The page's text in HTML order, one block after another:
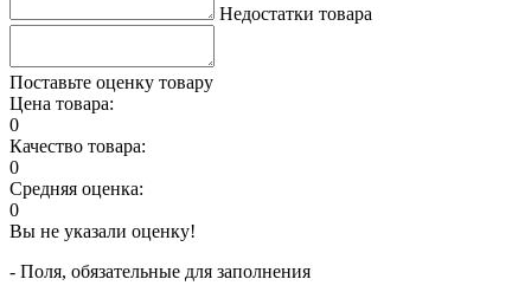
Недостатки товара
Поставьте оценку товару
Цена товара:
0
Качество товара:
0
Средняя оценка:
0
Вы не указали оценку!
- Поля, обязательные для заполнения